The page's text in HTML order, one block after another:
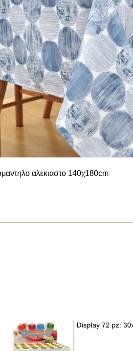
αλεκιαστο 140χ180cm